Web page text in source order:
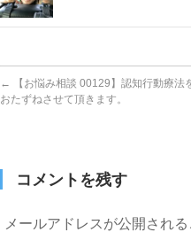
←
【お悩み相談 00129】認知行動療法
おたずねさせて頂きます。
コメントを残す
メールアドレスが公開される